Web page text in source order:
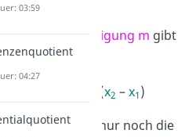
Sekantensteigung m gibt
Formel
) : (x2 –x1)
musst du jetzt nur noch die
03:59
04:27